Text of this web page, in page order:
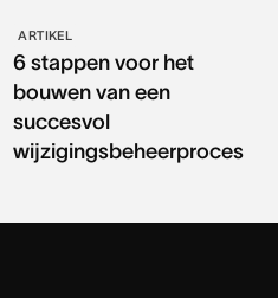
ARTIKEL
6 stappen voor het
bouwen van een
succesvol
wijzigingsbeheerproces